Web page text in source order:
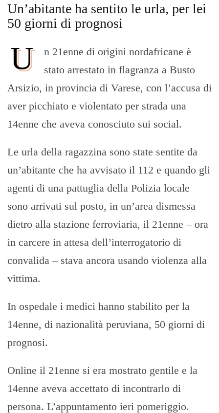
Un’abitante ha sentito le urla, per lei
50 giorni di prognosi
U
n 21enne di origini nordafricane è
stato arrestato in flagranza a Busto
Arsizio, in provincia di Varese, con l’accusa di
aver picchiato e violentato per strada una
14enne che aveva conosciuto sui social.
Le urla della ragazzina sono state sentite da
un’abitante che ha avvisato il 112 e quando gli
agenti di una pattuglia della Polizia locale
sono arrivati sul posto, in un’area dismessa
dietro alla stazione ferroviaria, il 21enne – ora
in carcere in attesa dell’interrogatorio di
convalida – stava ancora usando violenza alla
vittima.
In ospedale i medici hanno stabilito per la
14enne, di nazionalità peruviana, 50 giorni di
prognosi.
Online il 21enne si era mostrato gentile e la
14enne aveva accettato di incontrarlo di
persona. L’appuntamento ieri pomeriggio.